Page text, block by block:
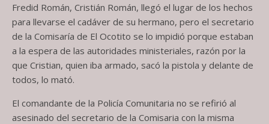
Fredid Román, Cristián Román, llegó el lugar de los hechos
para llevarse el cadáver de su hermano, pero el secretario
de la Comisaría de El Ocotito se lo impidió porque estaban
a la espera de las autoridades ministeriales, razón por la
que Cristian, quien iba armado, sacó la pistola y delante de
todos, lo mató.
El comandante de la Policía Comunitaria no se refirió al
asesinado del secretario de la Comisaria con la misma